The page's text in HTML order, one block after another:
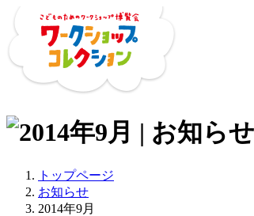
トップページ
お知らせ
2014年9月